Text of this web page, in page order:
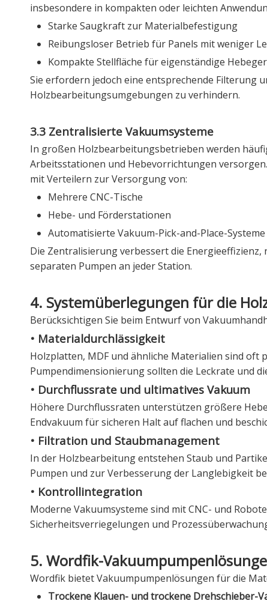
insbesondere in kompakten oder leichten
Starke Saugkraft zur Materialbefestigung
Reibungsloser Betrieb für Panels mit weniger
Kompakte Stellfläche für eigenständige
Sie erfordern jedoch eine entsprechende Filterung
Holzbearbeitungsumgebungen zu verhindern.
3.3 Zentralisierte Vakuumsysteme
In großen Holzbearbeitungsbetrieben werden
Arbeitsstationen und Hebevorrichtungen
mit Verteilern zur Versorgung von:
Mehrere CNC-Tische
Hebe- und Förderstationen
Automatisierte Vakuum-Pick-and-Place-Systeme
Die Zentralisierung verbessert die
separaten Pumpen an jeder Station.
4. Systemüberlegungen für die
Berücksichtigen Sie beim Entwurf von
• Materialdurchlässigkeit
Holzplatten, MDF und ähnliche Materialien sind oft
Pumpendimensionierung sollten die Leckrate und
• Durchflussrate und ultimatives Vakuum
Höhere Durchflussraten unterstützen größere
Endvakuum für sicheren Halt auf flachen und
• Filtration und Staubmanagement
In der Holzbearbeitung entstehen Staub und
Pumpen und zur Verbesserung der Langlebigkeit
• Kontrollintegration
Moderne Vakuumsysteme sind mit CNC- und
Sicherheitsverriegelungen und
5. Wordfik-
Wordfik bietet Vakuumpumpenlösungen für die
Trockene Klauen- und trockene Drehschieber-